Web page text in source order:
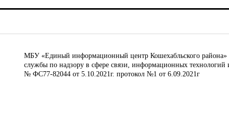
МБУ «Единый информационный центр Кошехабльского района»
службы по надзору в сфере связи, информационных
№ ФС77-82044 от 5.10.2021г. протокол №1 от 6.09.2021г